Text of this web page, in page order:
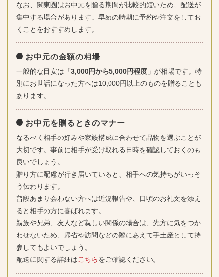
なお、関東圏はお中元を贈る期間が比較的短いため、配送が
集中する場合があります。早めの時期に予約や注文をしてお
くことをおすすめします。
お中元の金額の相場
一般的な目安は 「3,000円から5,000円程度」 が相場です。特
別にお世話になった方へは10,000円以上のものを贈ることも
あります。
お中元を贈るときのマナー
なるべく相手の好みや家族構成に合わせて品物を選ぶことが
大切です。事前に相手が受け取れる日時を確認しておくのも
良いでしょう。
贈り方に配慮が行き届いていると、相手への気持ちがいっそ
う伝わります。
普段あまり会わない方へは近況報告や、日頃のお礼文を添え
ると相手の方に喜ばれます。
親族や兄弟、友人など親しい関係の場合は、先方に気をつか
わせないため、帰省や訪問などの際にあえて手土産として持
参してもよいでしょう。
配送に関する詳細はこちらをご確認ください。